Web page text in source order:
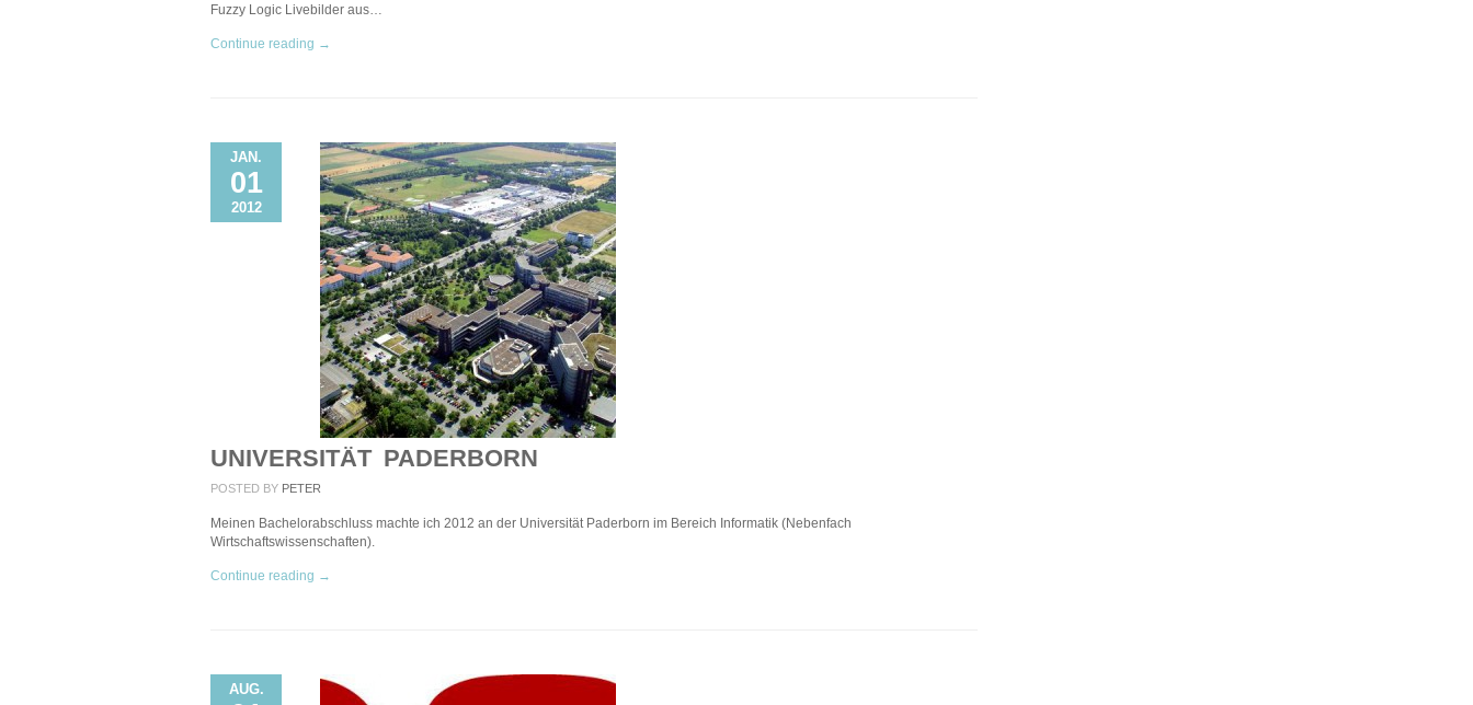
Fuzzy Logic Livebilder aus…
Continue reading →
JAN.
01
2012
UNIVERSITÄT PADERBORN
POSTED BY PETER
Meinen Bachelorabschluss machte ich 2012 an der Universität Paderborn im Bereich Informatik (Nebenfach
Wirtschaftswissenschaften).
Continue reading →
AUG.